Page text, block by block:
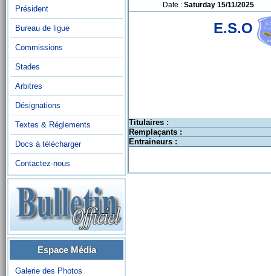
Président
Bureau de ligue
Commissions
Stades
Arbitres
Désignations
Textes & Réglements
Docs à télécharger
Contactez-nous
Espace Média
Galerie des Photos
Date : Saturday 15/11/2025
E.S.O
Titulaires :
Remplaçants :
Entraineurs :